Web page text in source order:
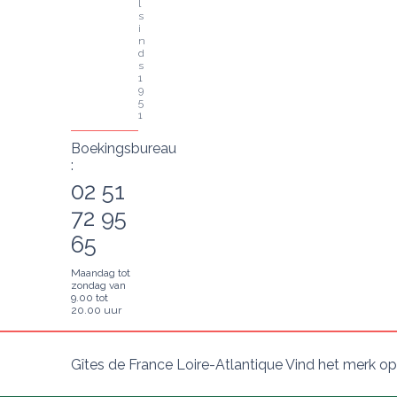
l
s
i
n
d
s
1
9
5
1
Boekingsbureau
:
02 51
72 95
65
Maandag tot
zondag van
9.00 tot
20.00 uur
Gîtes de France Loire-Atlantique Vind het merk